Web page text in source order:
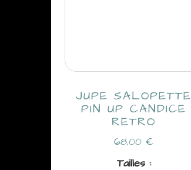
JUPE SALOPETTE
PIN UP CANDICE
RETRO
68,00 €
Tailles :